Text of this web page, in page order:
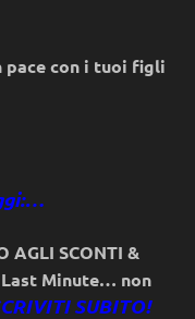
pace con i tuoi figli
AGLI SCONTI &
Minute… non
SUBITO!